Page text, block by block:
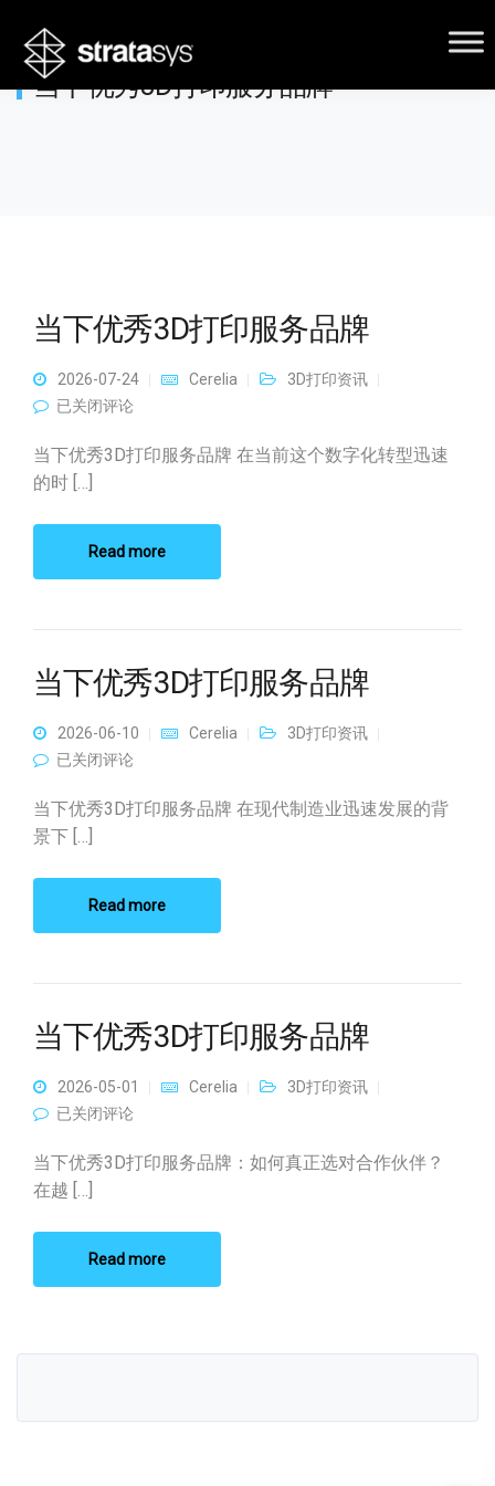
当下优秀3D打印服务品牌
当下优秀3D打印服务品牌
2026-07-24 Cerelia
3D打印资讯
当下优秀3D打印服务品牌
已关闭评论
当下优秀3D打印服务品牌 在当前这个数字化转型迅速
的时 […]
Read more
当下优秀3D打印服务品牌
2026-06-10 Cerelia
3D打印资讯
当下优秀3D打印服务品牌
已关闭评论
当下优秀3D打印服务品牌 在现代制造业迅速发展的背
景下 […]
Read more
当下优秀3D打印服务品牌
2026-05-01 Cerelia
3D打印资讯
当下优秀3D打印服务品牌
已关闭评论
当下优秀3D打印服务品牌：如何真正选对合作伙伴？
在越 […]
Read more